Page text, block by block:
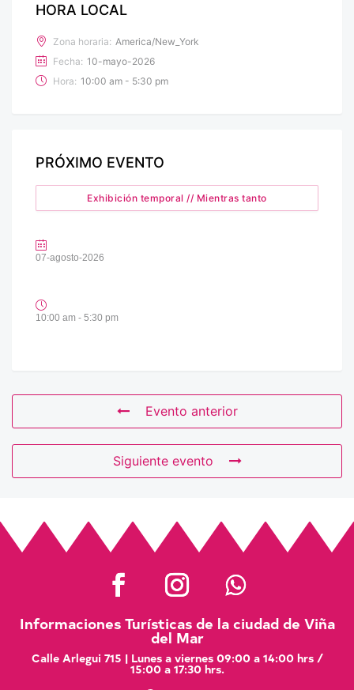
HORA LOCAL
Zona horaria: America/New_York
Fecha: 10-mayo-2026
Hora: 10:00 am - 5:30 pm
PRÓXIMO EVENTO
Exhibición temporal // Mientras tanto
07-agosto-2026
10:00 am - 5:30 pm
Evento anterior
Siguiente evento
Informaciones Turísticas de la ciudad de Viña
del Mar
Calle Arlegui 715 | Lunes a viernes 09:00 a 14:00 hrs /
15:00 a 17:30 hrs.